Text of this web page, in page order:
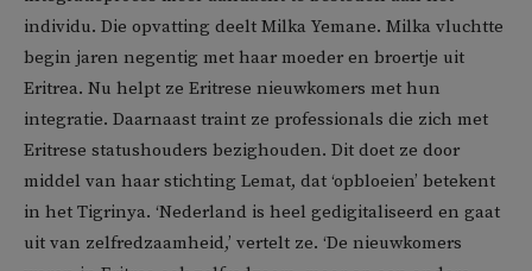
individu. Die opvatting deelt Milka Yemane. Milka vluchtte
begin jaren negentig met haar moeder en broertje uit
Eritrea. Nu helpt ze Eritrese nieuwkomers met hun
integratie. Daarnaast traint ze professionals die zich met
Eritrese statushouders bezighouden. Dit doet ze door
middel van haar stichting Lemat, dat ‘opbloeien’ betekent
in het Tigrinya. ‘Nederland is heel gedigitaliseerd en gaat
uit van zelfredzaamheid,’ vertelt ze. ‘De nieuwkomers